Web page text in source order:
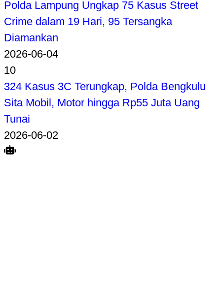
Polda Lampung Ungkap 75 Kasus Street
Crime dalam 19 Hari, 95 Tersangka
Diamankan
2026-06-04
10
324 Kasus 3C Terungkap, Polda Bengkulu
Sita Mobil, Motor hingga Rp55 Juta Uang
Tunai
2026-06-02